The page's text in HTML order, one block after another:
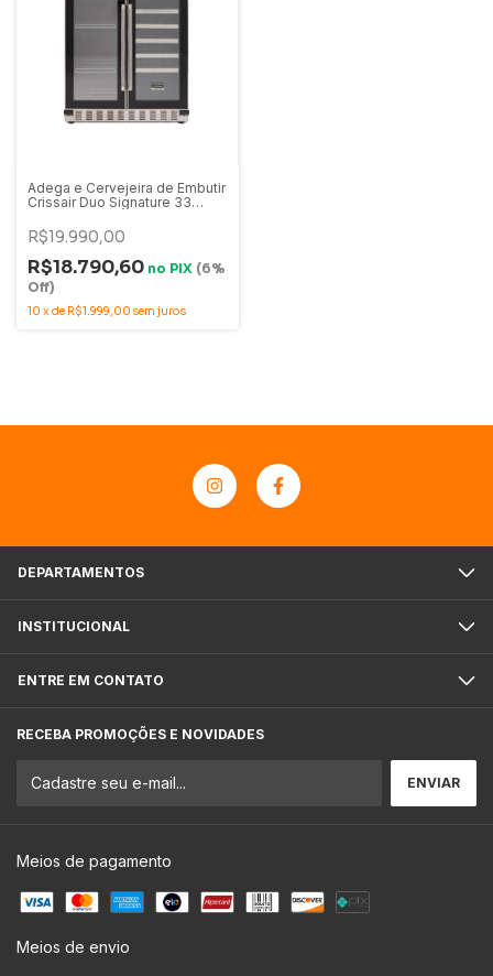
Adega e Cervejeira de Embutir
Crissair Duo Signature 33
- ADG 20i MAXI
R$19.990,00
R$18.790,60 no PIX (6%
Off)
10 xde R$1.999,00 sem juros
DEPARTAMENTOS
INSTITUCIONAL
ENTRE EM CONTATO
RECEBA PROMOÇÕES E NOVIDADES
Meios de pagamento
Meios de envio